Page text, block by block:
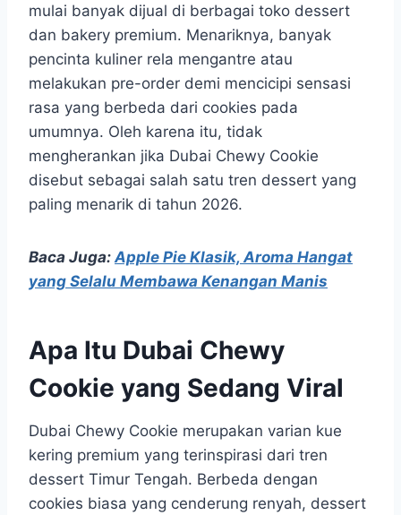
mulai banyak dijual di berbagai toko dessert
dan bakery premium. Menariknya, banyak
pencinta kuliner rela mengantre atau
melakukan pre-order demi mencicipi sensasi
rasa yang berbeda dari cookies pada
umumnya. Oleh karena itu, tidak
mengherankan jika Dubai Chewy Cookie
disebut sebagai salah satu tren dessert yang
paling menarik di tahun 2026.
Baca Juga: Apple Pie Klasik, Aroma Hangat
yang Selalu Membawa Kenangan Manis
Apa Itu Dubai Chewy
Cookie yang Sedang Viral
Dubai Chewy Cookie merupakan varian kue
kering premium yang terinspirasi dari tren
dessert Timur Tengah. Berbeda dengan
cookies biasa yang cenderung renyah, dessert